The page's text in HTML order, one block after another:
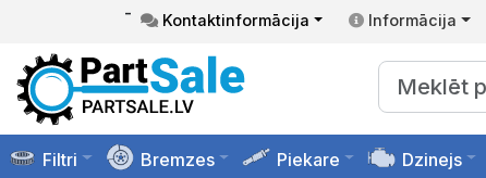
- Kontaktinformācija Informācija
Filtri Bremzes Piekare Dzinejs